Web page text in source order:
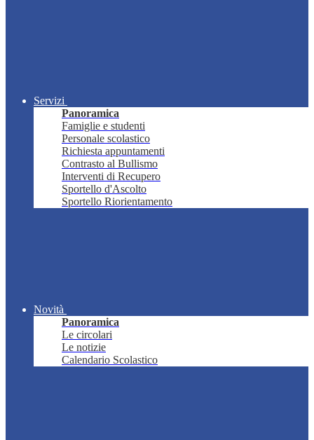
Servizi
Panoramica
Famiglie e studenti
Personale scolastico
Richiesta appuntamenti
Contrasto al Bullismo
Interventi di Recupero
Sportello d'Ascolto
Sportello Riorientamento
Novità
Panoramica
Le circolari
Le notizie
Calendario Scolastico